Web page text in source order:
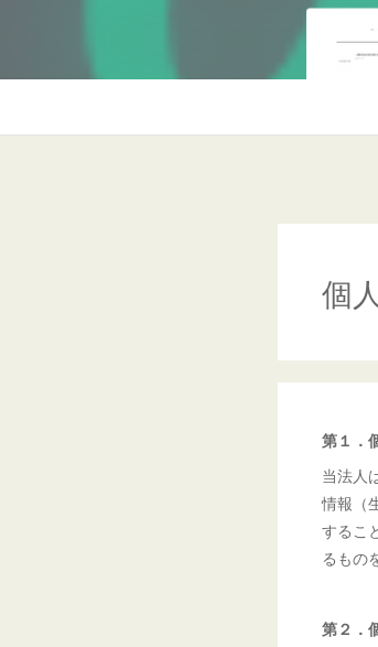
個
第１．
当法人
情報（
するこ
るもの
第２．